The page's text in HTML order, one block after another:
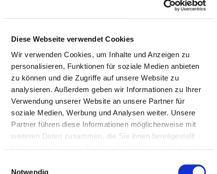
Diese Webseite verwendet Cookies
Wir verwenden Cookies, um Inhalte und Anzeigen zu
personalisieren, Funktionen für soziale Medien anbieten
zu können und die Zugriffe auf unsere Website zu
analysieren. Außerdem geben wir Informationen zu Ihrer
Verwendung unserer Website an unsere Partner für
soziale Medien, Werbung und Analysen weiter. Unsere
Partner führen diese Informationen möglicherweise mit
weiteren Daten zusammen, die Sie ihnen bereitgestellt
Notwendig
Strukturiertes Beschwerdemanagement wurde
Es besteht seit 2008 ein strukturiertes und
zentrales Beschwerdemanagement.
Schriftliches Konzept existiert: ja
Es gibt ein schriftliches Konzept zur
Beschwerdeannahme, Beschwerdebearbeitung
und regelmäßiger Auswertung. Zur
Beschwerdestimulation werden die Patienten und